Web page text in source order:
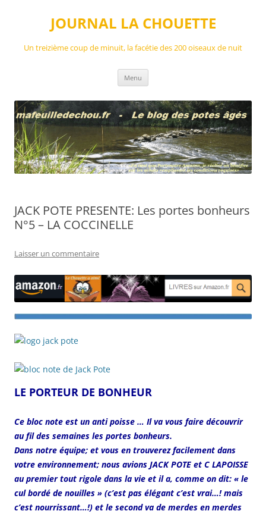
JOURNAL LA CHOUETTE
Un treizième coup de minuit, la facétie des 200 oiseaux de nuit
Menu
JACK POTE PRESENTE: Les portes bonheurs
N°5 – LA COCCINELLE
Laisser un commentaire
LE PORTEUR DE BONHEUR
Ce bloc note est un anti poisse … Il va vous faire découvrir
au fil des semaines les portes bonheurs.
Dans notre équipe; et vous en trouverez facilement dans
votre environnement; nous avions JACK POTE et C LAPOISSE
au premier tout rigole dans la vie et il a, comme on dit: « le
cul bordé de nouilles » (c’est pas élégant c’est vrai…! mais
c’est nourrissant…!) et le second va de merdes en merdes